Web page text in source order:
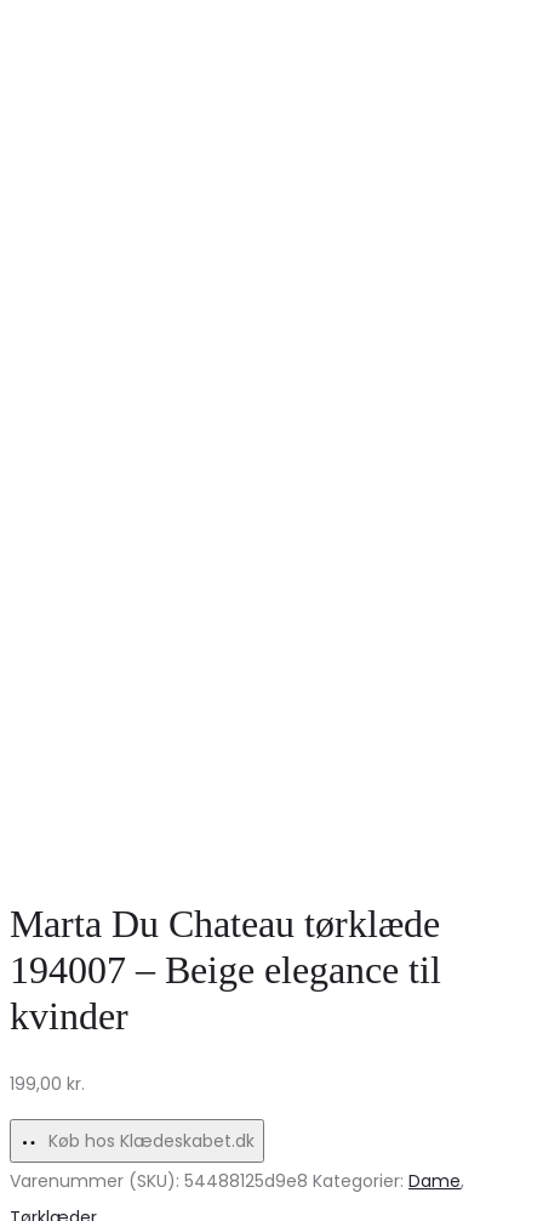
Marta Du Chateau tørklæde
194007 – Beige elegance til
kvinder
199,00 kr.
Køb hos Klædeskabet.dk
Varenummer (SKU): 54488125d9e8 Kategorier: Dame,